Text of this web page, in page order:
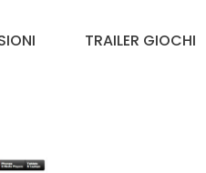
TRAILER GIOCHI